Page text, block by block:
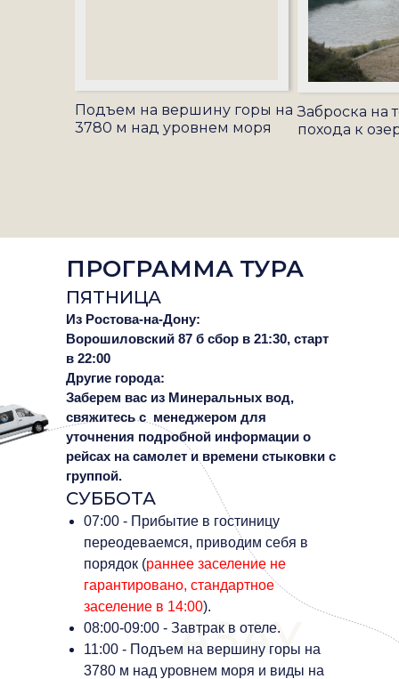
Подъем на вершину горы на
3780 м над уровнем моря
Заброска на
похода к
АЗАУ
ПРОГРАММА ТУРА
ПЯТНИЦА
Из Ростова-на-Дону:
Ворошиловский 87 б сбор в 21:30, старт
в 22:00
Другие города:
Заберем вас из Минеральных вод,
свяжитесь с менеджером для
уточнения подробной информации о
рейсах на самолет и времени стыковки с
группой.
СУББОТА
07:00 - Прибытие в гостиницу
переодеваемся, приводим себя в
порядок (раннее заселение не
гарантировано, стандартное
заселение в 14:00).
08:00-09:00 - Завтрак в отеле.
11:00 - Подъем на вершину горы на
3780 м над уровнем моря и виды на